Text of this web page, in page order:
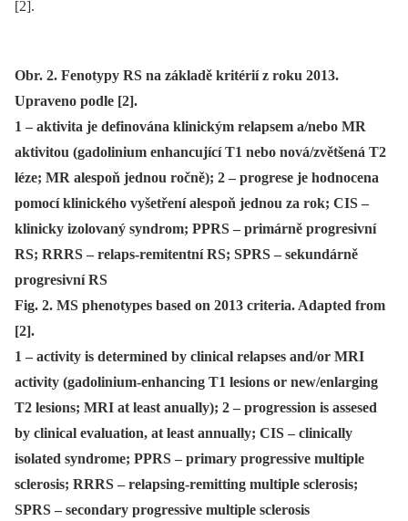
[2].
Obr. 2. Fenotypy RS na základě kritérií z roku 2013.
Upraveno podle [2].
1 – aktivita je definována klinickým relapsem a/nebo MR
aktivitou (gadolinium enhancující T1 nebo nová/zvětšená T2
léze; MR alespoň jednou ročně); 2 – progrese je hodnocena
pomocí klinického vyšetření alespoň jednou za rok; CIS –
klinicky izolovaný syndrom; PPRS – primárně progresivní
RS; RRRS – relaps-remitentní RS; SPRS – sekundárně
progresivní RS
Fig. 2. MS phenotypes based on 2013 criteria. Adapted from
[2].
1 – activity is determined by clinical relapses and/or MRI
activity (gadolinium-enhancing T1 lesions or new/enlarging
T2 lesions; MRI at least anually); 2 – progression is assesed
by clinical evaluation, at least annually; CIS – clinically
isolated syndrome; PPRS – primary progressive multiple
sclerosis; RRRS – relapsing-remitting multiple sclerosis;
SPRS – secondary progressive multiple sclerosis